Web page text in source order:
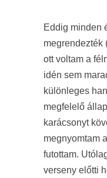
Eddig minden
megrendezték
ott voltam a
idén sem
különleges
megfelelő
karácsonyt
megnyomtam
futottam.
verseny előtti